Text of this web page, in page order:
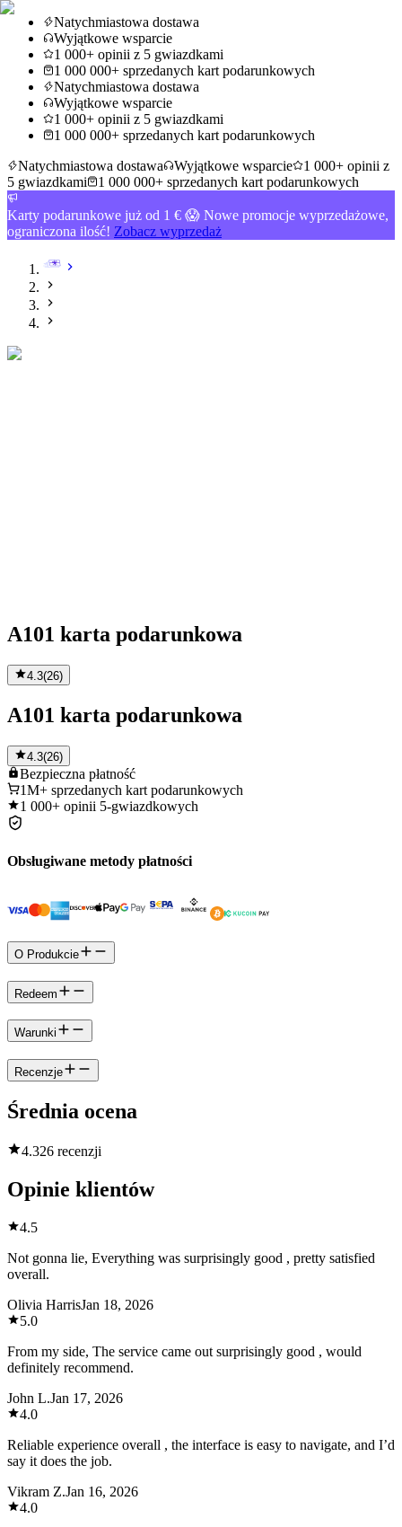
Natychmiastowa dostawa
Wyjątkowe wsparcie
1 000+ opinii z 5 gwiazdkami
1 000 000+ sprzedanych kart podarunkowych
Natychmiastowa dostawa
Wyjątkowe wsparcie
1 000+ opinii z 5 gwiazdkami
1 000 000+ sprzedanych kart podarunkowych
Natychmiastowa dostawa
Wyjątkowe wsparcie
1 000+ opinii z
5 gwiazdkami
1 000 000+ sprzedanych kart podarunkowych
Karty podarunkowe już od 1 € 😱 Nowe promocje wyprzedażowe,
ograniczona ilość! Zobacz wyprzedaż
A101 karta podarunkowa
4.3(26)
A101 karta podarunkowa
4.3(26)
Bezpieczna płatność
1M+ sprzedanych kart podarunkowych
1 000+ opinii 5-gwiazdkowych
Obsługiwane metody płatności
O Produkcie
Redeem
Warunki
Recenzje
Średnia ocena
4.326 recenzji
Opinie klientów
4.5
Not gonna lie, Everything was surprisingly good , pretty satisfied
overall.
Olivia HarrisJan 18, 2026
5.0
From my side, The service came out surprisingly good , would
definitely recommend.
John L.Jan 17, 2026
4.0
Reliable experience overall , the interface is easy to navigate, and I’d
say it does the job.
Vikram Z.Jan 16, 2026
4.0